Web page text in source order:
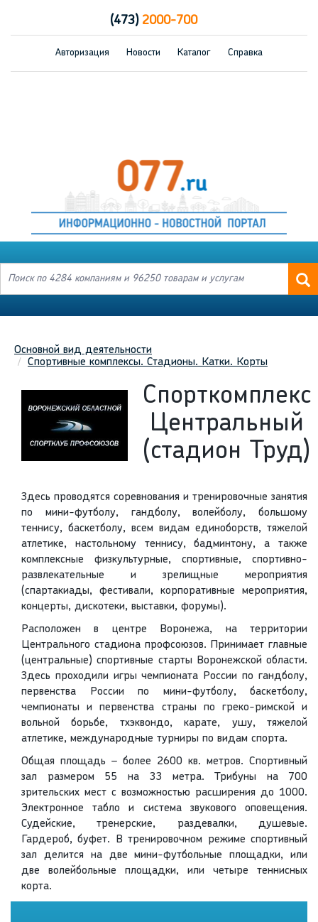
(473)2000-700
Авторизация Новости Каталог Справка
Основной вид деятельности
Спортивные комплексы. Стадионы. Катки. Корты
Спорткомплекс
Центральный
(стадион Труд)
Здесь проводятся соревнования и тренировочные занятия
по мини-футболу, гандболу, волейболу, большому
теннису, баскетболу, всем видам единоборств, тяжелой
атлетике, настольному теннису, бадминтону, а также
комплексные физкультурные, спортивные, спортивно-
развлекательные и зрелищные мероприятия
(спартакиады, фестивали, корпоративные мероприятия,
концерты, дискотеки, выставки, форумы).
Расположен в центре Воронежа, на территории
Центрального стадиона профсоюзов. Принимает главные
(центральные) спортивные старты Воронежской области.
Здесь проходили игры чемпионата России по гандболу,
первенства России по мини-футболу, баскетболу,
чемпионаты и первенства страны по греко-римской и
вольной борьбе, тхэквондо, карате, ушу, тяжелой
атлетике, международные турниры по видам спорта.
Общая площадь – более 2600 кв. метров. Спортивный
зал размером 55 на 33 метра. Трибуны на 700
зрительских мест с возможностью расширения до 1000.
Электронное табло и система звукового оповещения.
Судейские, тренерские, раздевалки, душевые.
Гардероб, буфет. В тренировочном режиме спортивный
зал делится на две мини-футбольные площадки, или
две волейбольные площадки, или четыре теннисных
корта.